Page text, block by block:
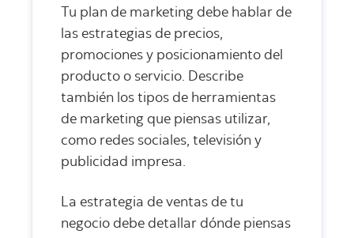
Tu plan de marketing debe hablar de
las estrategias de precios,
promociones y posicionamiento del
producto o servicio. Describe
también los tipos de herramientas
de marketing que piensas utilizar,
como redes sociales, televisión y
publicidad impresa.
La estrategia de ventas de tu
negocio debe detallar dónde piensas